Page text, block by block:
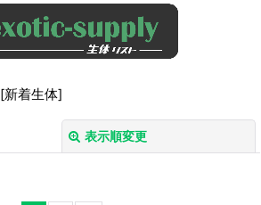
[新着生体]
表示順変更